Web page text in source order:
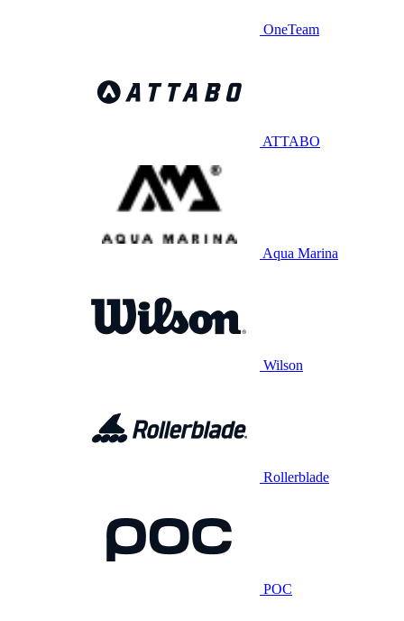
OneTeam
ATTABO
Aqua Marina
Wilson
Rollerblade
POC